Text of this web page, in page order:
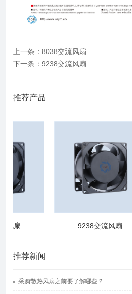
上一条：8038交流风扇
下一条：9238交流风扇
推荐产品
扇 9238交流风扇
推荐新闻
采购散热风扇之前要了解哪些？